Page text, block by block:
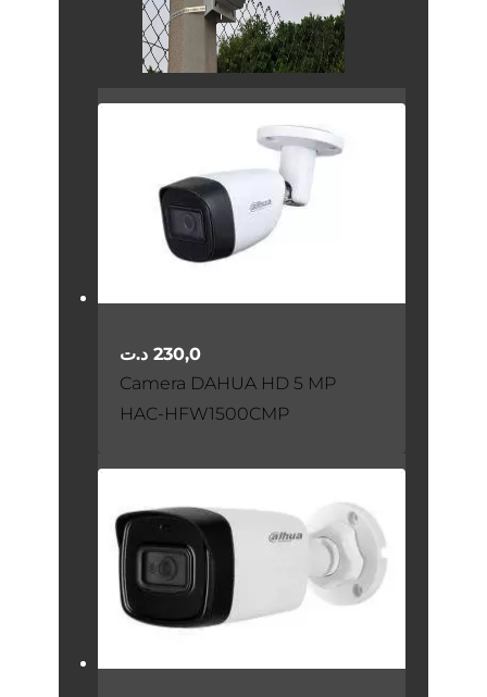
230,0 د.ت
Camera DAHUA HD 5 MP
HAC-HFW1500CMP